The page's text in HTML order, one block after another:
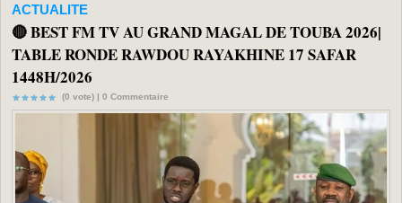
ACTUALITE
🔴 BEST FM TV AU GRAND MAGAL DE TOUBA 2026|
TABLE RONDE RAWDOU RAYAKHINE 17 SAFAR
1448H/2026
(0 vote) | 0 Commentaire